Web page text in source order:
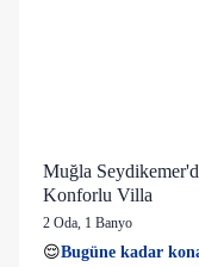
Muğla
Konforlu Villa
2 Oda, 1 Banyo
👀Son 1 saatte26 kişi